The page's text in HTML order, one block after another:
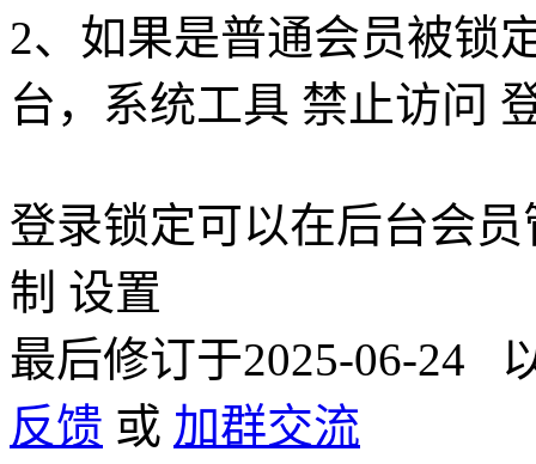
2、如果是普通会员被锁
台，系统工具 禁止访问
登录锁定可以在后台会
制 设置
最后修订于2025-06-24
反馈 或 加群交流